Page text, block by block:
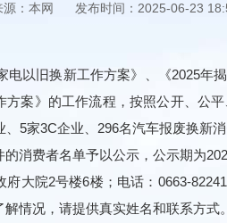
源：本网 发布时间：2025-06-23
以旧换新工作方案》、《2025年揭
方案》的工作流程，按照公开、公
5家3C企业、296名汽车报废换新
费者名单予以公示，公示期为
大院2号楼6楼；电话：0663-
情况，请提供真实姓名和联系方式